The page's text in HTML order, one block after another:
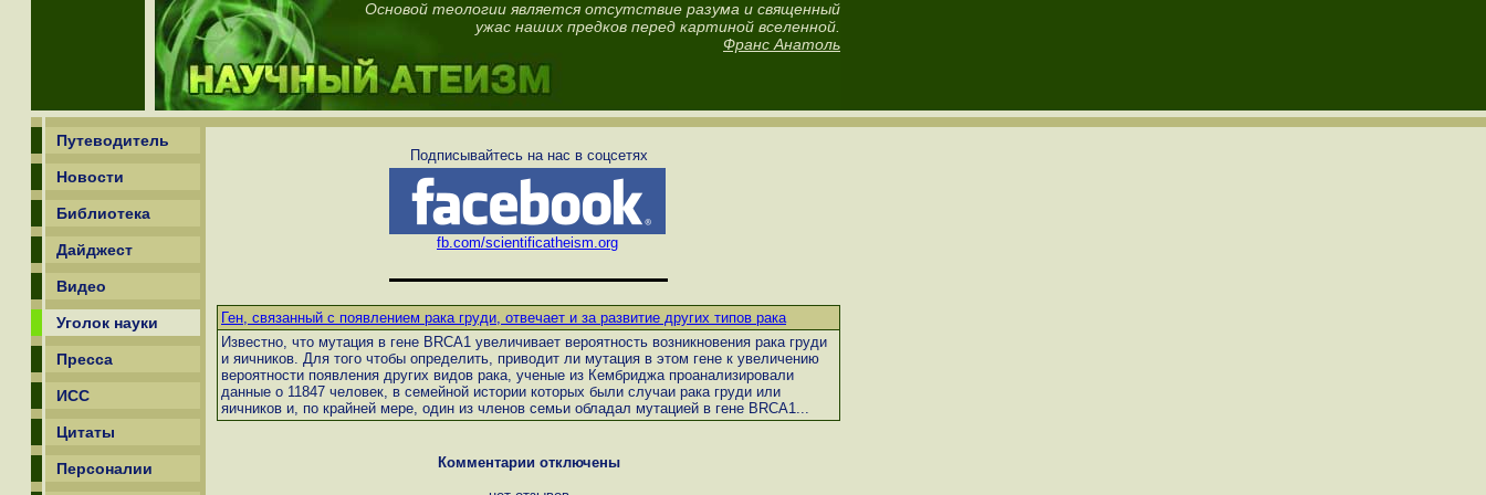
Основой теологии является отсутствие разума и священный
ужас наших предков перед картиной вселенной.
Франс Анатоль
Путеводитель
Новости
Библиотека
Дайджест
Видео
Уголок науки
Пресса
ИСС
Цитаты
Персоналии
Подписывайтесь на нас в соцсетях
fb.com/scientificatheism.org
Ген, связанный с появлением рака груди, отвечает и за развитие других типов рака
Известно, что мутация в гене BRCA1 увеличивает вероятность возникновения рака груди
и яичников. Для того чтобы определить, приводит ли мутация в этом гене к увеличению
вероятности появления других видов рака, ученые из Кембриджа проанализировали
данные о 11847 человек, в семейной истории которых были случаи рака груди или
яичников и, по крайней мере, один из членов семьи обладал мутацией в гене BRCA1...
Комментарии отключены